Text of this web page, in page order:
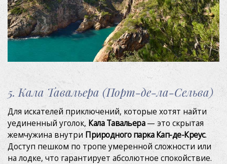
5. Кала Тавальера (Порт-де-ла-Сельва)
Для искателей приключений, которые хотят найти
уединенный уголок, Кала Тавальера— это скрытая
жемчужина внутри Природного парка Кап-де-Креус.
Доступ пешком по тропе умеренной сложности или
на лодке, что гарантирует абсолютное спокойствие.